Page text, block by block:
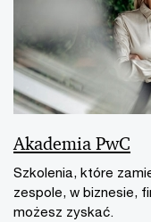
Akademia PwC
Szkolenia, które
zespole, w biznesie,
możesz zyskać.